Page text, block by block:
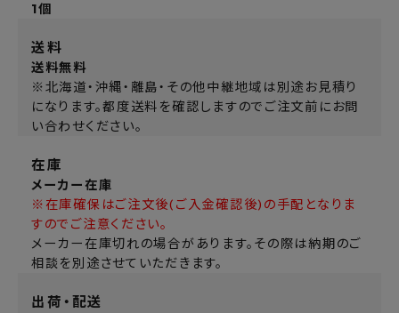
1個
送料
送料無料
※北海道・沖縄・離島・その他中継地域は別途お見積り
になります。都度送料を確認しますのでご注文前にお問
い合わせください。
在庫
メーカー在庫
※在庫確保はご注文後(ご入金確認後)の手配となりま
すのでご注意ください。
メーカー在庫切れの場合があります。その際は納期のご
相談を別途させていただきます。
出荷・配送